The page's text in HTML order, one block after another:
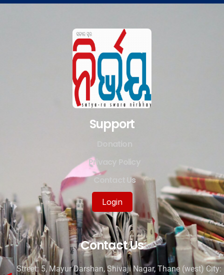
Support
Privacy Policy
Contact Us
Login
Contact Us
Street: 5, Mayur Darshan, Shivaji Nagar, Thane (west) City: